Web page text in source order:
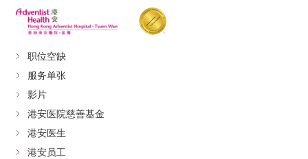
职位空缺
服务单张
影片
港安医院慈善基金
港安医生
港安员工